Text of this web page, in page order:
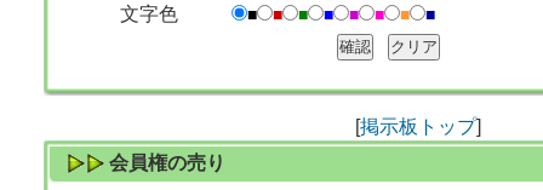
文字色 ■ ■ ■ ■ ■ ■ ■ ■
[掲示板トップ]
会員権の売り